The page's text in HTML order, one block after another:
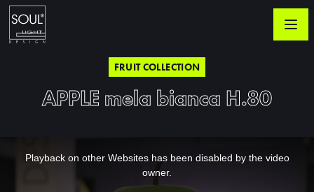
FRUIT COLLECTION
APPLE mela bianca H.80
Playback on other Websites has been disabled by the video
owner.